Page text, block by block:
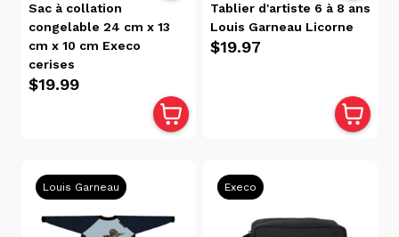
Hilroy
(1)
Packsac
(1)
(1)
Sac à collation
congelable 24 cm x 13
cm x 10 cm Execo
cerises
$19.99
Tablier d'artiste 6 à 8 ans
Louis Garneau Licorne
$19.97
Louis Garneau Execo